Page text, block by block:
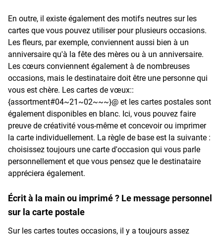
En outre, il existe également des motifs neutres sur les
cartes que vous pouvez utiliser pour plusieurs occasions.
Les fleurs, par exemple, conviennent aussi bien à un
anniversaire qu'à la fête des mères ou à un anniversaire.
Les cœurs conviennent également à de nombreuses
occasions, mais le destinataire doit être une personne qui
vous est chère. Les cartes de vœux::
{assortment#04~21~02~~~}@ et les cartes postales sont
également disponibles en blanc. Ici, vous pouvez faire
preuve de créativité vous-même et concevoir ou imprimer
la carte individuellement. La règle de base est la suivante :
choisissez toujours une carte d'occasion qui vous parle
personnellement et que vous pensez que le destinataire
appréciera également.
Écrit à la main ou imprimé ? Le message personnel
sur la carte postale
Sur les cartes toutes occasions, il y a toujours assez